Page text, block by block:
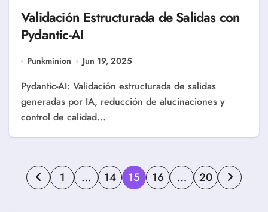
Validación Estructurada de Salidas con
Pydantic-AI
Punkminion Jun 19, 2025
Pydantic-AI: Validación estructurada de salidas
generadas por IA, reducción de alucinaciones y
control de calidad...
Paginación
de
1 … 14 15 16 … 20